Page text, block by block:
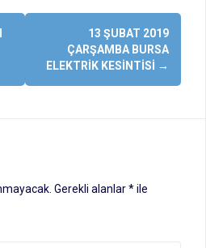
13 ŞUBAT 2019
ÇARŞAMBA BURSA
ELEKTRIK KESINTISI →
Gerekli alanlar*ile